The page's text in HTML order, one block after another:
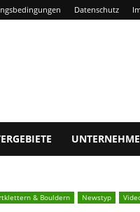
Datenschutz
& Bouldern Newstyp